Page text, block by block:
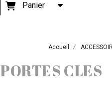
Panier
Accueil
PORTES CLES